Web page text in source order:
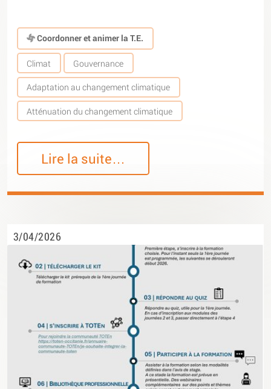
Coordonner et animer la T.E.
Climat Gouvernance
Adaptation au changement climatique
Atténuation du changement climatique
Lire la suite…
3/04/2026